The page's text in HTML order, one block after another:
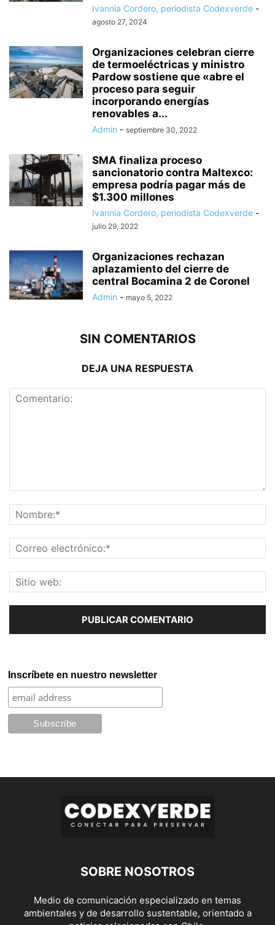
Ivannia Cordero, periodista Codexverde -
agosto 27, 2024
Organizaciones celebran cierre
de termoeléctricas y ministro
Pardow sostiene que «abre el
proceso para seguir
incorporando energías
renovables a...
Admin - septiembre 30, 2022
SMA finaliza proceso
sancionatorio contra Maltexco:
empresa podría pagar más de
$1.300 millones
Ivannia Cordero, periodista Codexverde -
julio 29, 2022
Organizaciones rechazan
aplazamiento del cierre de
central Bocamina 2 de Coronel
Admin - mayo 5, 2022
SIN COMENTARIOS
DEJA UNA RESPUESTA
Inscríbete en nuestro newsletter
SOBRE NOSOTROS
Medio de comunicación especializado en temas
ambientales y de desarrollo sustentable, orientado a